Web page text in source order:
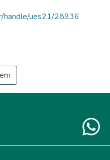
handle/ues21/28936